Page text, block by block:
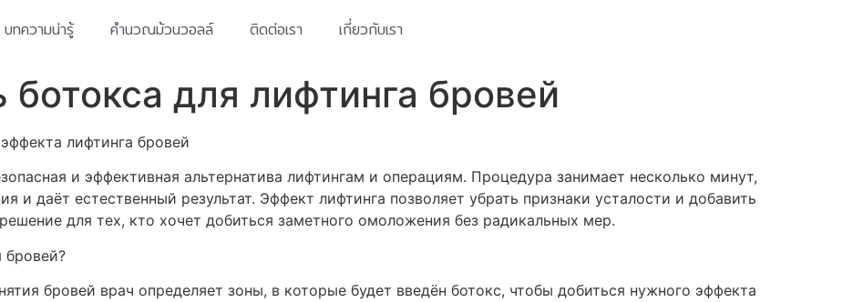
บทความน่ารู้ คำนวณม้วนวอลล์ ติดต่อเรา เกี่ยวกับเรา
для лифтинга бровей
лифтинга бровей
и эффективная альтернатива лифтингам и операциям. Процедура занимает несколько минут,
и даёт естественный результат. Эффект лифтинга позволяет убрать признаки усталости и добавить
для тех, кто хочет добиться заметного омоложения без радикальных мер.
бровей?
бровей врач определяет зоны, в которые будет введён ботокс, чтобы добиться нужного эффекта